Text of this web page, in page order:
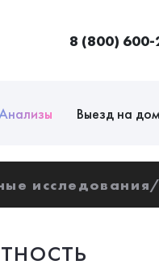
8 (800)
Выезд на дом
исследования